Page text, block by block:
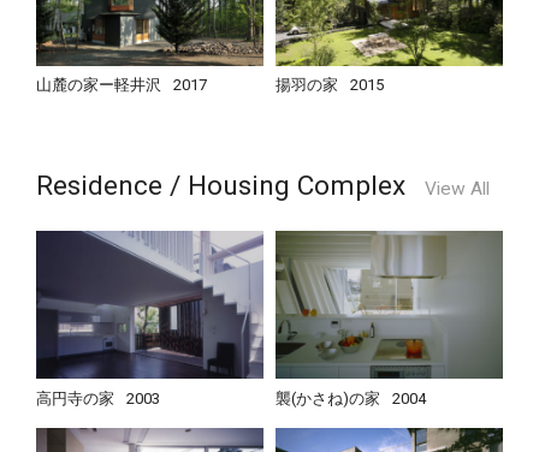
山麓の家ー軽井沢 2017 揚羽の家 2015
Residence / Housing Complex View All
高円寺の家 2003 襲(かさね)の家 2004